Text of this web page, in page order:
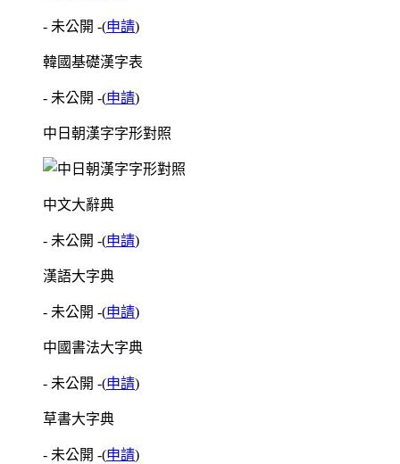
- 未公開 -(申請)
韓國基礎漢字表
- 未公開 -(申請)
中日朝漢字字形對照
中文大辭典
- 未公開 -(申請)
漢語大字典
- 未公開 -(申請)
中國書法大字典
- 未公開 -(申請)
草書大字典
- 未公開 -(申請)